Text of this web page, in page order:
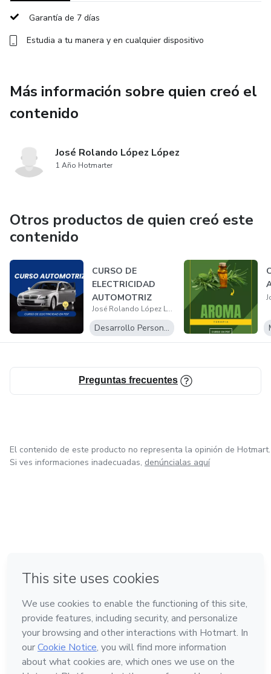
Garantía de 7 días
Estudia a tu manera y en cualquier dispositivo
Más información sobre quien creó el
contenido
José Rolando López López
1 Año Hotmarter
Otros productos de quien creó este
contenido
CURSO DE
ELECTRICIDAD
AUTOMOTRIZ
José Rolando López López
Desarrollo Personal
Preguntas frecuentes
El contenido de este producto no representa la opinión de Hotmart.
Si ves informaciones inadecuadas, denúncialas aquí
Hecho con❤ en Ciudad de México
Conoce Hotmart